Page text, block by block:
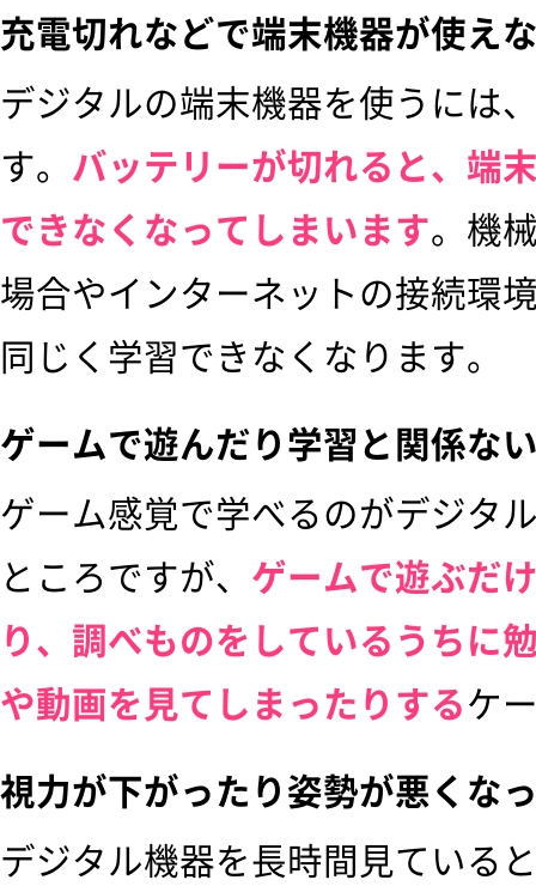
充電切れなどで端末機器が使え
デジタルの端末機器を使うには
す。 バッテリーが切れると、端
できなくなってしまいます。機
場合やインターネットの接続環
同じく学習できなくなります。
ゲームで遊んだり学習と関係な
ゲーム感覚で学べるのがデジタ
ところですが、 ゲームで遊ぶだ
り、調べものをしているうちに
や動画を見てしまったりするケ
視力が下がったり姿勢が悪くな
デジタル機器を長時間見ている